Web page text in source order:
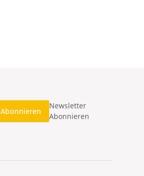
Abonnieren
Newsletter
Abonnieren